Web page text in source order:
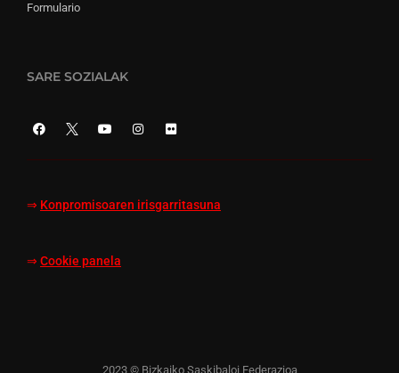
Formulario
SARE SOZIALAK
⇒ Konpromisoaren irisgarritasuna
⇒ Cookie panela
2023 © Bizkaiko Saskibaloi Federazioa